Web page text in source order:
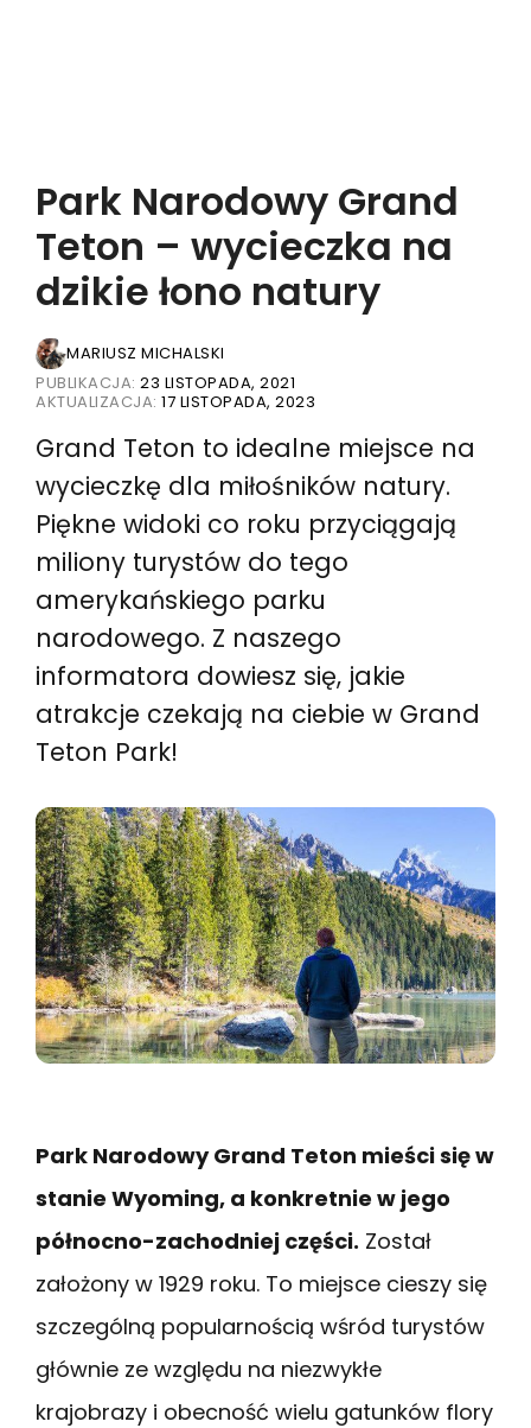
Park Narodowy Grand
Teton – wycieczka na
dzikie łono natury
MARIUSZ MICHALSKI
PUBLIKACJA: 23 LISTOPADA, 2021
AKTUALIZACJA: 17 LISTOPADA, 2023
Grand Teton to idealne miejsce na
wycieczkę dla miłośników natury.
Piękne widoki co roku przyciągają
miliony turystów do tego
amerykańskiego parku
narodowego. Z naszego
informatora dowiesz się, jakie
atrakcje czekają na ciebie w Grand
Teton Park!
Park Narodowy Grand Teton mieści się w
stanie Wyoming, a konkretnie w jego
północno-zachodniej części. Został
założony w 1929 roku. To miejsce cieszy się
szczególną popularnością wśród turystów
głównie ze względu na niezwykłe
krajobrazy i obecność wielu gatunków flory